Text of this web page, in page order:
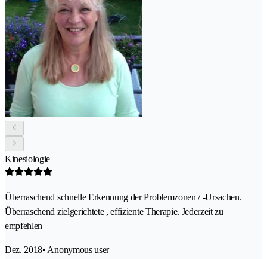
Kinesiologie
Überraschend schnelle Erkennung der Problemzonen / -Ursachen.
Überraschend zielgerichtete , effiziente Therapie. Jederzeit zu
empfehlen
Dez. 2018• Anonymous user